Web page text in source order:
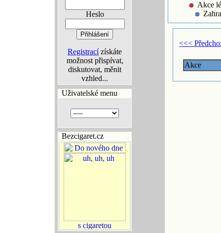
Heslo
Registracízískáte
možnost přispívat,
diskutovat, měnit
vzhled...
Uživatelské menu
Bezcigaret.cz
Akce
<<<
Akce